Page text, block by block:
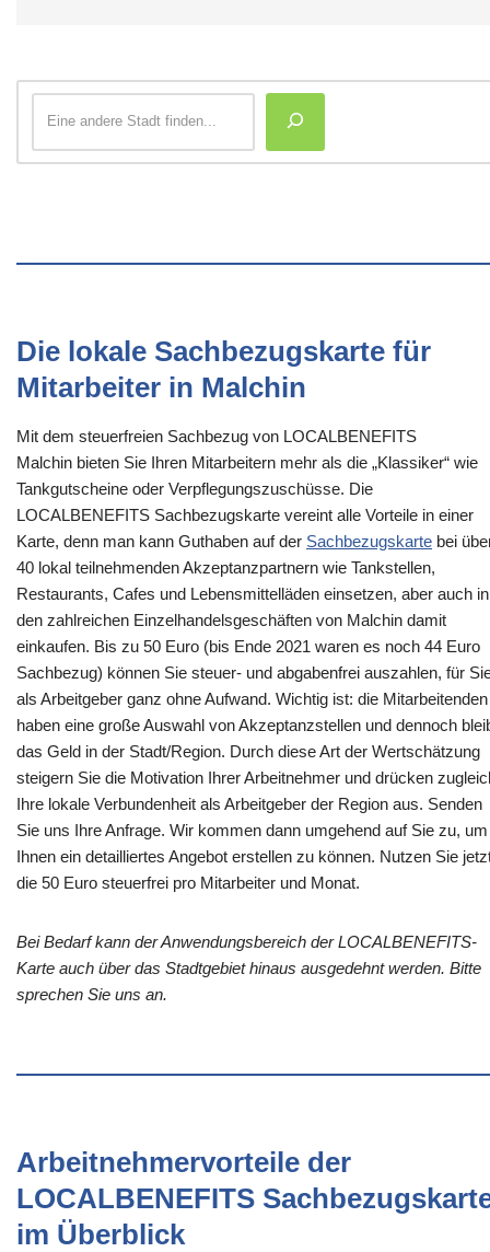
Die lokale Sachbezugskarte für
Mitarbeiter in Malchin
Mit dem steuerfreien Sachbezug von LOCALBENEFITS
Malchin bieten Sie Ihren Mitarbeitern mehr als die „Klassiker“ wie
Tankgutscheine oder Verpflegungszuschüsse. Die
LOCALBENEFITS Sachbezugskarte vereint alle Vorteile in einer
Karte, denn man kann Guthaben auf der Sachbezugskarte bei
40 lokal teilnehmenden Akzeptanzpartnern wie Tankstellen,
Restaurants, Cafes und Lebensmittelläden einsetzen, aber auch in
den zahlreichen Einzelhandelsgeschäften von Malchin damit
einkaufen. Bis zu 50 Euro (bis Ende 2021 waren es noch 44 Euro
Sachbezug) können Sie steuer- und abgabenfrei auszahlen, für
als Arbeitgeber ganz ohne Aufwand. Wichtig ist: die Mitarbeitenden
haben eine große Auswahl von Akzeptanzstellen und dennoch
das Geld in der Stadt/Region. Durch diese Art der Wertschätzung
steigern Sie die Motivation Ihrer Arbeitnehmer und drücken
Ihre lokale Verbundenheit als Arbeitgeber der Region aus. Senden
Sie uns Ihre Anfrage. Wir kommen dann umgehend auf Sie zu, um
Ihnen ein detailliertes Angebot erstellen zu können. Nutzen Sie
die 50 Euro steuerfrei pro Mitarbeiter und Monat.
Bei Bedarf kann der Anwendungsbereich der LOCALBENEFITS-
Karte auch über das Stadtgebiet hinaus ausgedehnt werden. Bitte
sprechen Sie uns an.
Arbeitnehmervorteile der
LOCALBENEFITS
im Überblick